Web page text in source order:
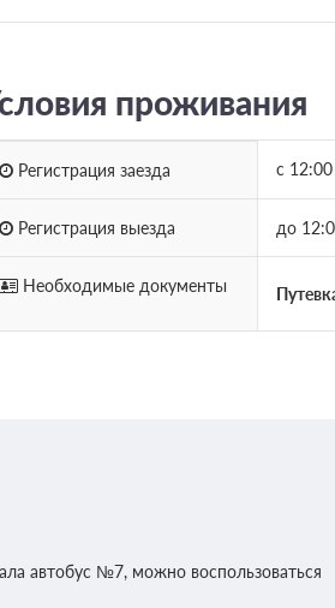
проживания
Регистрация заезда с 12:00
Регистрация выезда до
Необходимые документы
автобус №7, можно воспользоваться